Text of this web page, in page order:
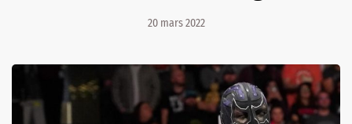
20 mars 2022